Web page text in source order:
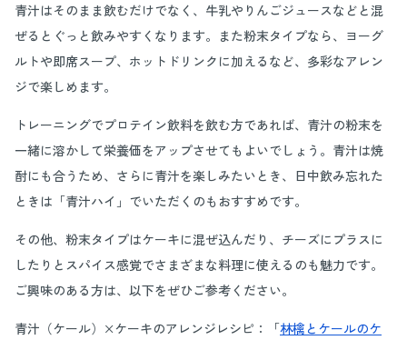
青汁はそのまま飲むだけでなく、牛乳やりんごジュースなどと混
ぜるとぐっと飲みやすくなります。また粉末タイプなら、ヨーグ
ルトや即席スープ、ホットドリンクに加えるなど、多彩なアレン
ジで楽しめます。
トレーニングでプロテイン飲料を飲む方であれば、青汁の粉末を
一緒に溶かして栄養価をアップさせてもよいでしょう。青汁は焼
酎にも合うため、さらに青汁を楽しみたいとき、日中飲み忘れた
ときは「青汁ハイ」でいただくのもおすすめです。
その他、粉末タイプはケーキに混ぜ込んだり、チーズにプラスに
したりとスパイス感覚でさまざまな料理に使えるのも魅力です。
ご興味のある方は、以下をぜひご参考ください。
青汁（ケール）×ケーキのアレンジレシピ：「林檎とケールのケ